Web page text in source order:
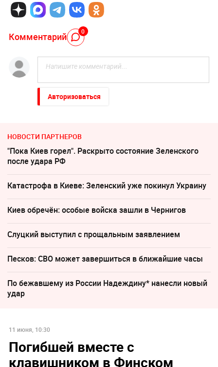
Комментарий 0
Авторизоваться
НОВОСТИ ПАРТНЕРОВ
"Пока Киев горел". Раскрыто состояние Зеленского
после удара РФ
Катастрофа в Киеве: Зеленский уже покинул Украину
Киев обречён: особые войска зашли в Чернигов
Слуцкий выступил с прощальным заявлением
Песков: СВО может завершиться в ближайшие часы
По бежавшему из России Надеждину* нанесли новый
удар
11 июня, 10:30
Погибшей вместе с
клавишником в Финском